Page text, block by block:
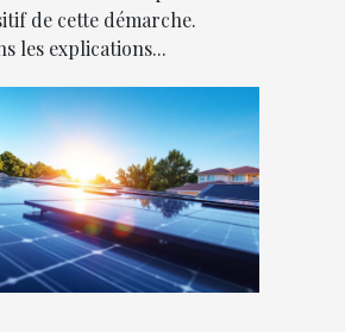
de cette démarche.
les explications...